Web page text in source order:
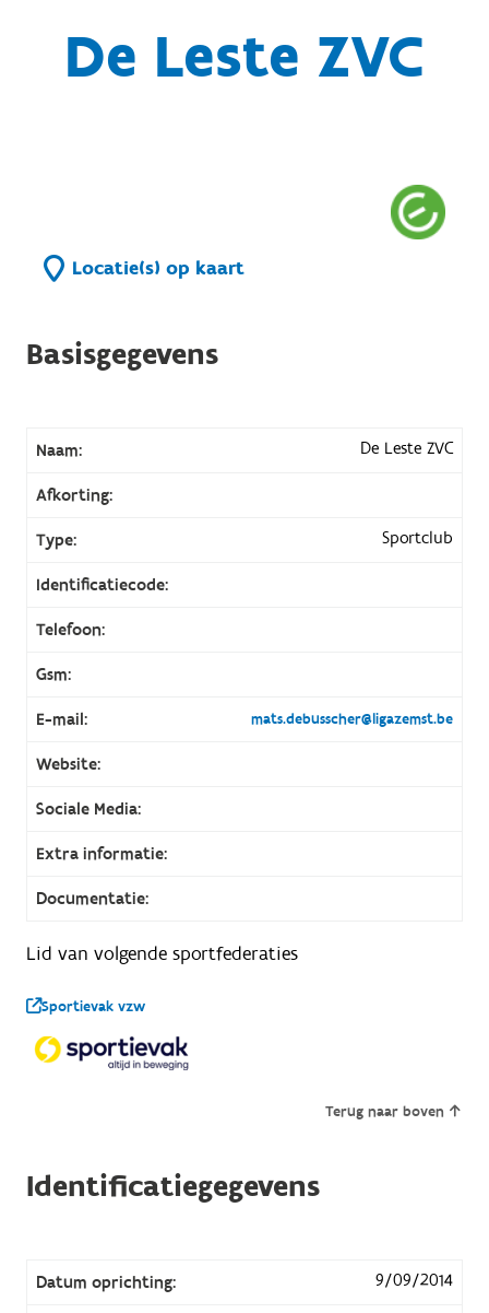
De Leste ZVC
Locatie(s) op kaart
Basisgegevens
Naam: De Leste ZVC
Afkorting:
Type: Sportclub
Identificatiecode:
Telefoon:
Gsm:
E-mail: mats.debusscher@ligazemst.be
Website:
Sociale Media:
Extra informatie:
Documentatie:
Lid van volgende sportfederaties
Sportievak vzw
Terug naar boven
Identificatiegegevens
Datum oprichting: 9/09/2014